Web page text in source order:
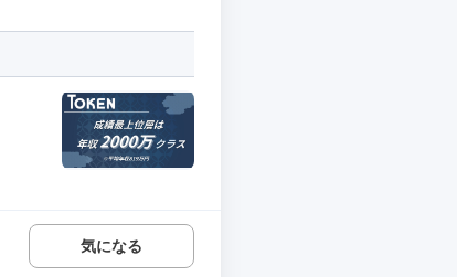
気になる